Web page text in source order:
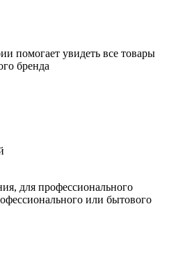
помогает увидеть все товары
бренда
для профессионального
или бытового